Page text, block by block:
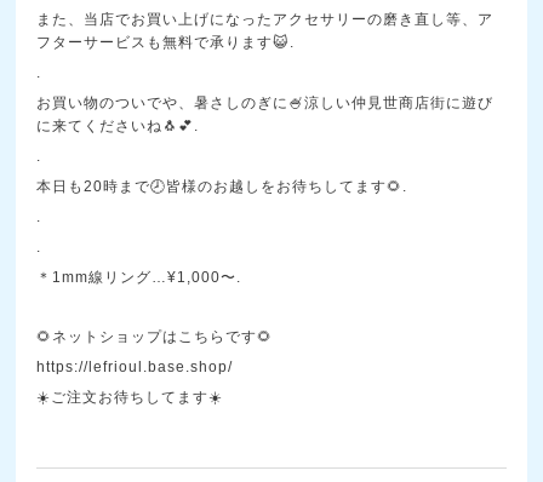
また、当店でお買い上げになったアクセサリーの磨き直し等、ア
フターサービスも無料で承ります😺.
.
お買い物のついでや、暑さしのぎに🍧涼しい仲見世商店街に遊び
に来てくださいね🐧💕.
.
本日も20時まで🕗皆様のお越しをお待ちしてます🌻.
＊1mm線リング…¥1,000〜.
🌻ネットショップはこちらです🌻
https://lefrioul.base.shop/
☀️ご注文お待ちしてます☀️